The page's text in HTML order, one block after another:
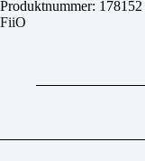
Produktnummer: 178152
FiiO